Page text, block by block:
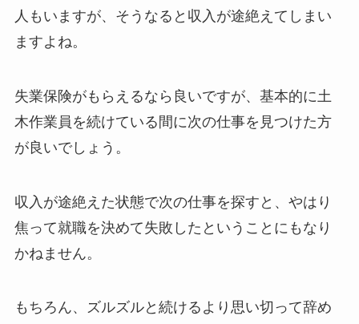
人もいますが、そうなると収入が途絶えてしまい
ますよね。
失業保険がもらえるなら良いですが、基本的に土
木作業員を続けている間に次の仕事を見つけた方
が良いでしょう。
収入が途絶えた状態で次の仕事を探すと、やはり
焦って就職を決めて失敗したということにもなり
かねません。
もちろん、ズルズルと続けるより思い切って辞め